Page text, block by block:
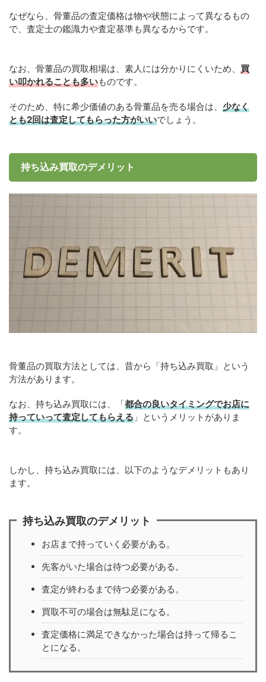
なぜなら、骨董品の査定価格は物や状態によって異なるもの
で、査定士の鑑識力や査定基準も異なるからです。
なお、骨董品の買取相場は、素人には分かりにくいため、 買
い叩かれることも多いものです。
そのため、特に希少価値のある骨董品を売る場合は、 少なく
とも2回は査定してもらった方がいいでしょう。
持ち込み買取のデメリット
骨董品の買取方法としては、昔から「持ち込み買取」という
方法があります。
なお、持ち込み買取には、「都合の良いタイミングでお店に
持っていって査定してもらえる 」というメリットがありま
す。
しかし、持ち込み買取には、以下のようなデメリットもあり
ます。
持ち込み買取のデメリット
お店まで持っていく必要がある。
先客がいた場合は待つ必要がある。
査定が終わるまで待つ必要がある。
買取不可の場合は無駄足になる。
査定価格に満足できなかった場合は持って帰るこ
とになる。